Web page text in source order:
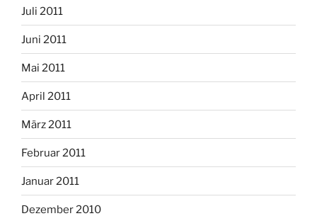
Juli 2011
Juni 2011
Mai 2011
April 2011
März 2011
Februar 2011
Januar 2011
Dezember 2010